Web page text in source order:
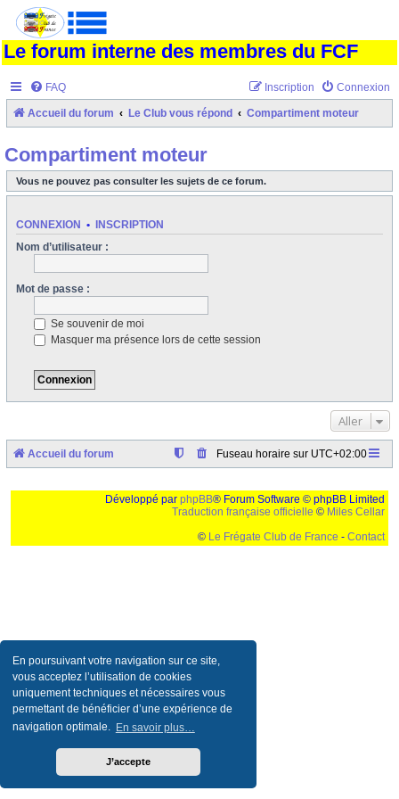
En poursuivant votre navigation sur ce site,
vous acceptez l’utilisation de cookies
uniquement techniques et nécessaires vous
permettant de bénéficier d’une expérience de
navigation optimale. En savoir plus…
J’accepte
Le forum interne des membres du FCF
FAQ Connexion
Inscription
Accueil du forum Le Club vous répond Compartiment moteur
Compartiment moteur
Vous ne pouvez pas consulter les sujets de ce forum.
CONNEXION • INSCRIPTION
Nom d’utilisateur :
Mot de passe :
Se souvenir de moi
Masquer ma présence lors de cette session
Aller
Accueil du forum Fuseau horaire sur UTC+02:00
Développé par phpBB® Forum Software © phpBB Limited
Traduction française officielle © Miles Cellar
© Le Frégate Club de France - Contact